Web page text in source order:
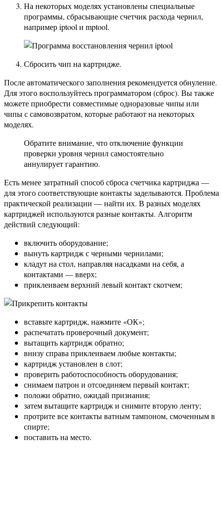
На некоторых моделях установлены специальные
программы, сбрасывающие счетчик расхода чернил,
например iptool и mptool.
Сбросить чип на картридже.
После автоматического заполнения рекомендуется обнуление.
Для этого воспользуйтесь программатором (сброс). Вы также
можете приобрести совместимые одноразовые чипы или
чипы с самовозвратом, которые работают на некоторых
моделях.
Обратите внимание, что отключение функции
проверки уровня чернил самостоятельно
аннулирует гарантию.
Есть менее затратный способ сброса счетчика картриджа —
для этого соответствующие контакты заделываются. Проблема
практической реализации — найти их. В разных моделях
картриджей используются разные контакты. Алгоритм
действий следующий:
включить оборудование;
вынуть картридж с черными чернилами;
кладут на стол, направляя насадками на себя, а
контактами — вверх;
приклеиваем верхний левый контакт скотчем;
вставьте картридж, нажмите «ОК»;
распечатать проверочный документ;
вытащить картридж обратно;
внизу справа приклеиваем любые контакты;
картридж установлен в слот;
проверить работоспособность оборудования;
снимаем патрон и отсоединяем первый контакт;
положи обратно, ожидай признания;
затем вытащите картридж и снимите вторую ленту;
протрите все контакты ватным тампоном, смоченным в
спирте;
поставить на место.